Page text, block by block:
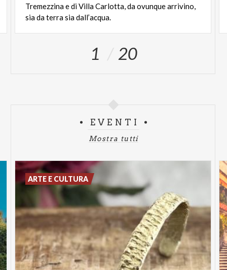
Tremezzina e di Villa Carlotta, da ovunque arrivino,
sia da terra sia dall’acqua.
1 20
EVENTI
Mostra tutti
ARTE E CULTURA